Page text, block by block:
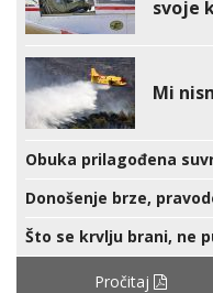
svoje
Mi
Obuka prilagođena
Donošenje brze,
Što se krvlju brani, ne
Pročitaj